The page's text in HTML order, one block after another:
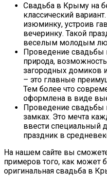
Свадьба в Крыму на
классический
изюминку, устроив
вечеринку. Такой
веселым молодым
Проведение свадьбы
природа,
загородных домиков
– это главные
Тем более что
оформлена в виде
Проведение свадьбы
замках. Это мечта
ввести специальный
праздник в
На нашем сайте вы
примеров того, как может
оригинальная свадьба в